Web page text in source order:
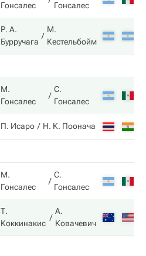
Гонсалес
Гонсалес
Р. А.
Бурручага
М.
Кестельбойм
М.
Гонсалес
С.
Гонсалес
П. Исаро Н. К. Поонача
М.
Гонсалес
С.
Гонсалес
Т.
Коккинакис
А.
Ковачевич